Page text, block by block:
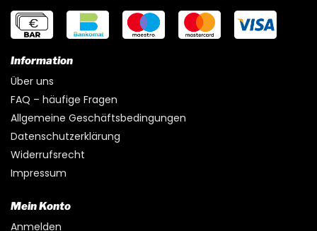
Information
Über uns
FAQ – häufige Fragen
Allgemeine Geschäftsbedingungen
Datenschutzerklärung
Widerrufsrecht
Impressum
Mein Konto
Anmelden